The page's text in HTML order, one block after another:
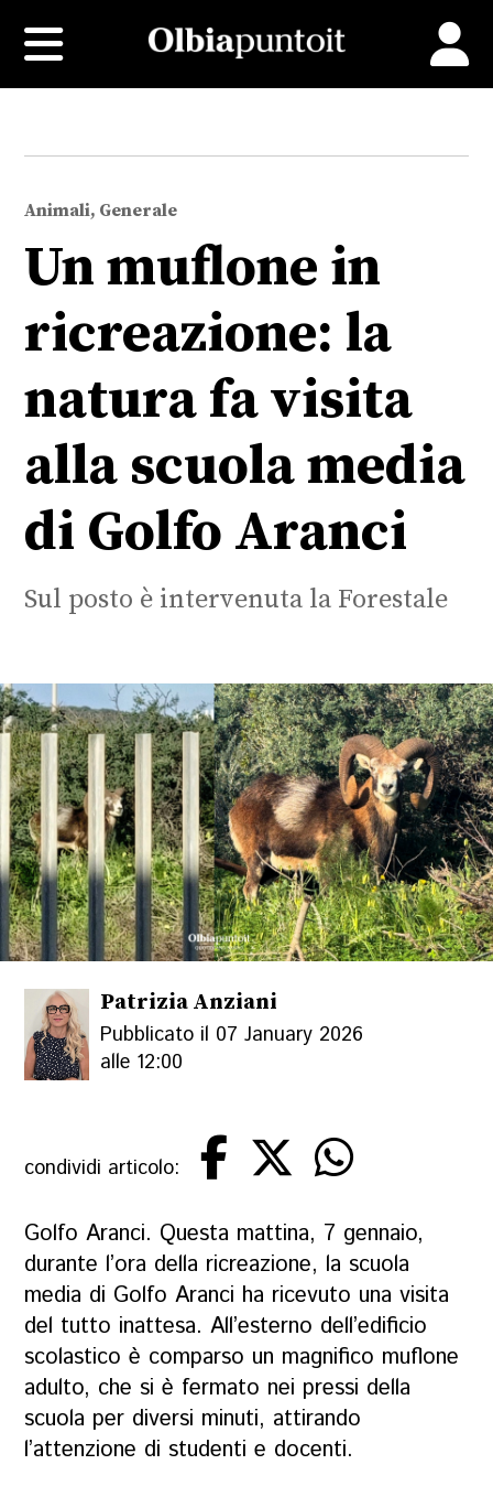
Animali, Generale
Un muflone in
ricreazione: la
natura fa visita
alla scuola media
di Golfo Aranci
Sul posto è intervenuta la Forestale
Patrizia Anziani
Pubblicato il 07 January 2026
alle 12:00
condividi articolo:
Golfo Aranci. Questa mattina, 7 gennaio,
durante l’ora della ricreazione, la scuola
media di Golfo Aranci ha ricevuto una visita
del tutto inattesa. All’esterno dell’edificio
scolastico è comparso un magnifico muflone
adulto, che si è fermato nei pressi della
scuola per diversi minuti, attirando
l’attenzione di studenti e docenti.